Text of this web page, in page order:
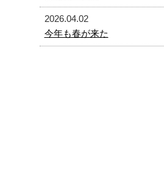
2026.04.02
今年も春が来た